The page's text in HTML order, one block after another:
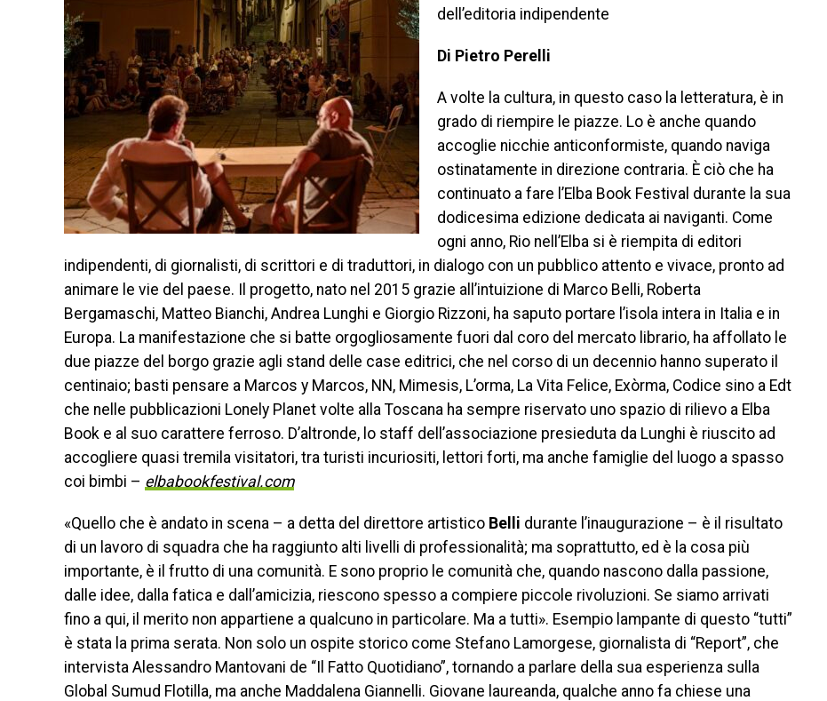
dell’editoria indipendente
Di Pietro Perelli
A volte la cultura, in questo caso la letteratura, è in
grado di riempire le piazze. Lo è anche quando
accoglie nicchie anticonformiste, quando naviga
ostinatamente in direzione contraria. È ciò che ha
continuato a fare l’Elba Book Festival durante la sua
dodicesima edizione dedicata ai naviganti. Come
ogni anno, Rio nell’Elba si è riempita di editori
indipendenti, di giornalisti, di scrittori e di traduttori, in dialogo con un pubblico attento e vivace, pronto ad
animare le vie del paese. Il progetto, nato nel 2015 grazie all’intuizione di Marco Belli, Roberta
Bergamaschi, Matteo Bianchi, Andrea Lunghi e Giorgio Rizzoni, ha saputo portare l’isola intera in Italia e in
Europa. La manifestazione che si batte orgogliosamente fuori dal coro del mercato librario, ha affollato le
due piazze del borgo grazie agli stand delle case editrici, che nel corso di un decennio hanno superato il
centinaio; basti pensare a Marcos y Marcos, NN, Mimesis, L’orma, La Vita Felice, Exòrma, Codice sino a Edt
che nelle pubblicazioni Lonely Planet volte alla Toscana ha sempre riservato uno spazio di rilievo a Elba
Book e al suo carattere ferroso. D’altronde, lo staff dell’associazione presieduta da Lunghi è riuscito ad
accogliere quasi tremila visitatori, tra turisti incuriositi, lettori forti, ma anche famiglie del luogo a spasso
coi bimbi – elbabookfestival.com
«Quello che è andato in scena – a detta del direttore artistico Belli durante l’inaugurazione – è il risultato
di un lavoro di squadra che ha raggiunto alti livelli di professionalità; ma soprattutto, ed è la cosa più
importante, è il frutto di una comunità. E sono proprio le comunità che, quando nascono dalla passione,
dalle idee, dalla fatica e dall’amicizia, riescono spesso a compiere piccole rivoluzioni. Se siamo arrivati
fino a qui, il merito non appartiene a qualcuno in particolare. Ma a tutti». Esempio lampante di questo “tutti”
è stata la prima serata. Non solo un ospite storico come Stefano Lamorgese, giornalista di “Report”, che
intervista Alessandro Mantovani de “Il Fatto Quotidiano”, tornando a parlare della sua esperienza sulla
Global Sumud Flotilla, ma anche Maddalena Giannelli. Giovane laureanda, qualche anno fa chiese una